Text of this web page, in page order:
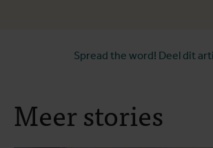
Spread the word! Deel dit
Meer stories